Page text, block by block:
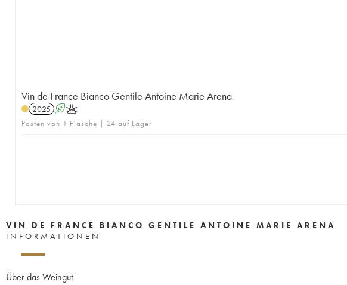
Vin de France Bianco Gentile Antoine Marie Arena
2025 AK
Posten von 1 Flasche | 24 auf Lager
VIN DE FRANCE BIANCO GENTILE ANTOINE MARIE ARENA
INFORMATIONEN
Über das Weingut